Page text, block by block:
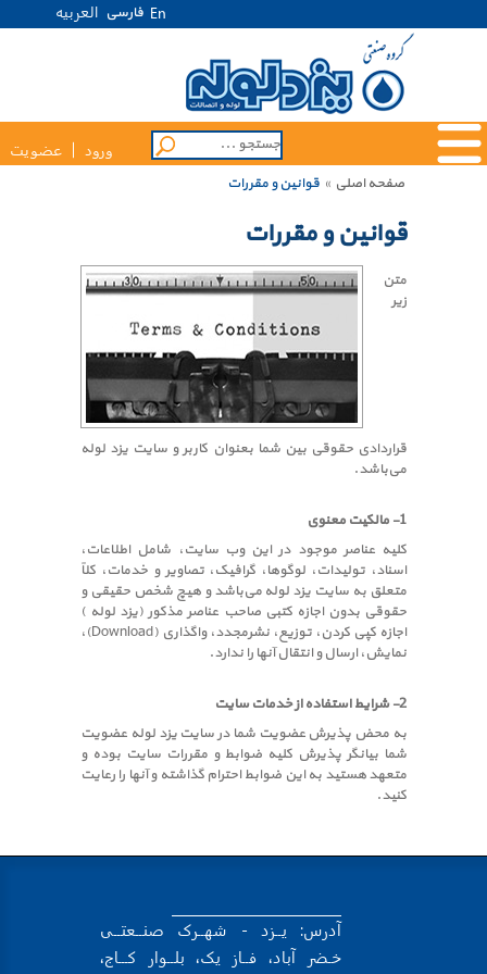
En فارسی العربیه
ورود عضویت
صفحه اصلی » قوانین و مقررات
قوانین و مقررات
متن
زیر
قراردادی حقوقی بین شما بعنوان کاربر و سایت یزد لوله
می‌باشد.
1- مالکیت معنوی
کلیه عناصر موجود در این وب سایت، شامل اطلاعات،
اسناد، تولیدات، لوگوها، گرافیک، تصاویر و خدمات، کلاً
متعلق به سایت یزد لوله می‌باشد و هیچ شخص حقیقی و
حقوقی بدون اجازه کتبی صاحب عناصر مذکور (یزد لوله )
اجازه کپی کردن، توزیع، نشرمجدد، واگذاری (Download)،
نمایش، ارسال و انتقال آنها را ندارد.
2- شرایط استفاده از خدمات سایت
به محض پذیرش عضویت شما در سایت یزد لوله عضویت
شما بیانگر پذیرش کلیه ضوابط و مقررات سایت بوده و
متعهد هستید به این ضوابط احترام گذاشته و آنها را رعایت
کنید.
آدرس: یــزد - شهــرک صنــعتــی
خـضر آباد، فــاز یک، بلــوار کـــاج،